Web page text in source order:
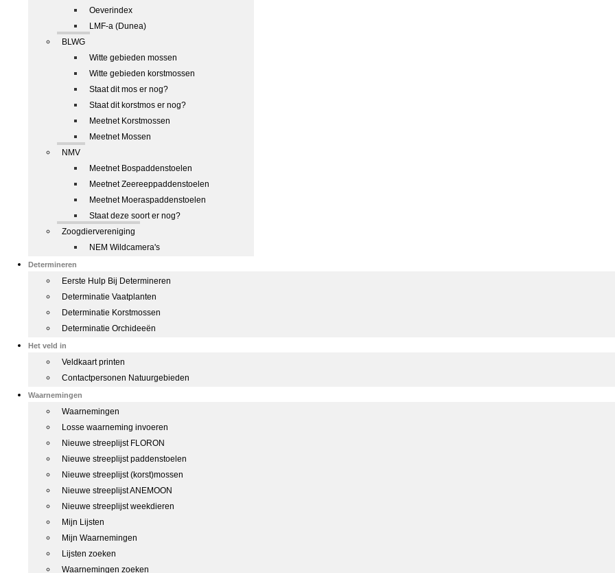
Oeverindex
LMF-a (Dunea)
BLWG
Witte gebieden mossen
Witte gebieden korstmossen
Staat dit mos er nog?
Staat dit korstmos er nog?
Meetnet Korstmossen
Meetnet Mossen
NMV
Meetnet Bospaddenstoelen
Meetnet Zeereeppaddenstoelen
Meetnet Moeraspaddenstoelen
Staat deze soort er nog?
Zoogdiervereniging
NEM Wildcamera's
Determineren
Eerste Hulp Bij Determineren
Determinatie Vaatplanten
Determinatie Korstmossen
Determinatie Orchideeën
Het veld in
Veldkaart printen
Contactpersonen Natuurgebieden
Waarnemingen
Waarnemingen
Losse waarneming invoeren
Nieuwe streeplijst FLORON
Nieuwe streeplijst paddenstoelen
Nieuwe streeplijst (korst)mossen
Nieuwe streeplijst ANEMOON
Nieuwe streeplijst weekdieren
Mijn Lijsten
Mijn Waarnemingen
Lijsten zoeken
Waarnemingen zoeken